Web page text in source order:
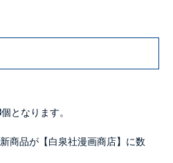
となります。
商品が【白泉社漫画商店】に数